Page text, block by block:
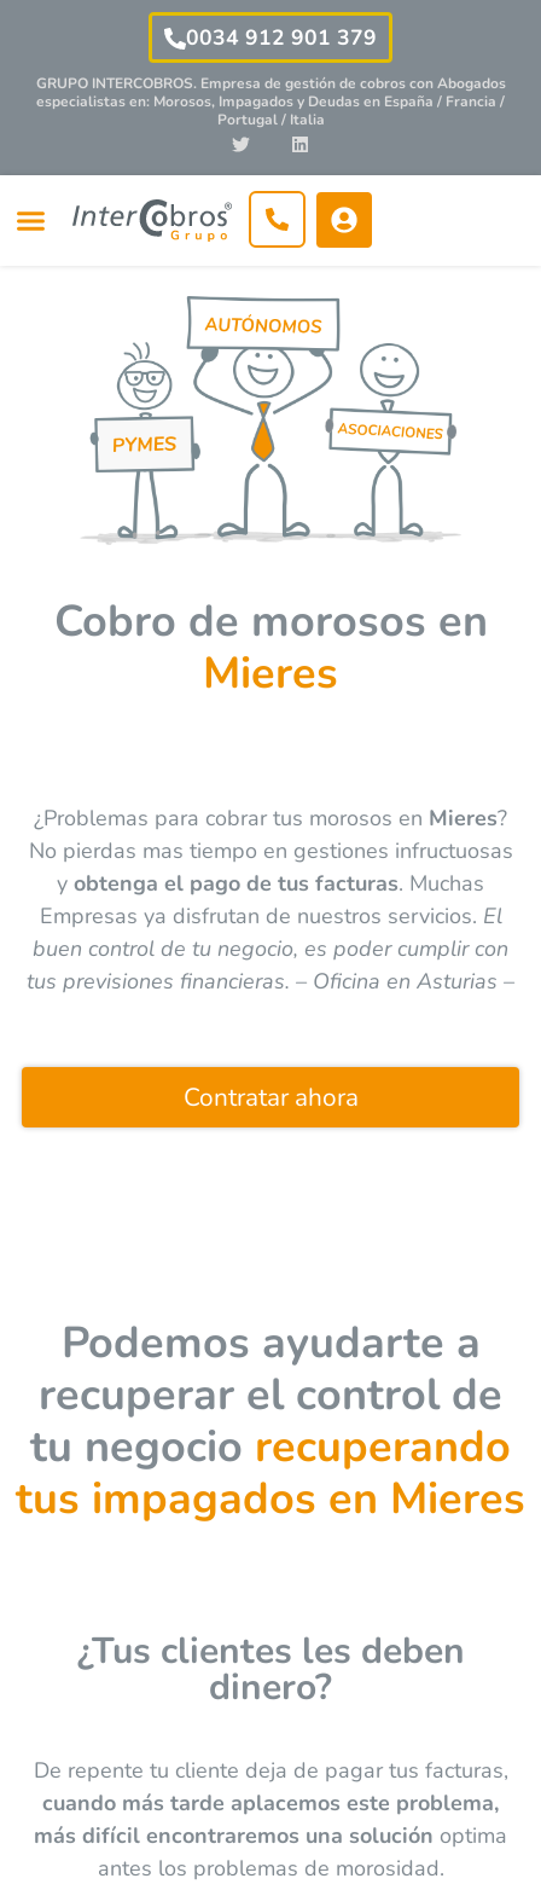
0034 912 901 379
GRUPO INTERCOBROS. Empresa de gestión de cobros conAbogados
especialistasen: Morosos, Impagados y Deudas en España / Francia /
Portugal / Italia
Cobro de morosos en
Mieres
¿Problemas para cobrar tus morosos en Mieres?
No pierdas mas tiempo en gestiones infructuosas
y obtenga el pago de tus facturas. Muchas
Empresas ya disfrutan de nuestros servicios. El
buen control de tu negocio, es poder cumplir con
tus previsiones financieras. – Oficina en Asturias –
Contratar ahora
Podemos ayudarte a
recuperar el control de
tu negocio recuperando
tus impagados en Mieres
¿Tus clientes les deben
dinero?
De repente tu cliente deja de pagar tus facturas,
cuando más tarde aplacemos este problema,
más difícil encontraremos una solución optima
antes los problemas de morosidad.